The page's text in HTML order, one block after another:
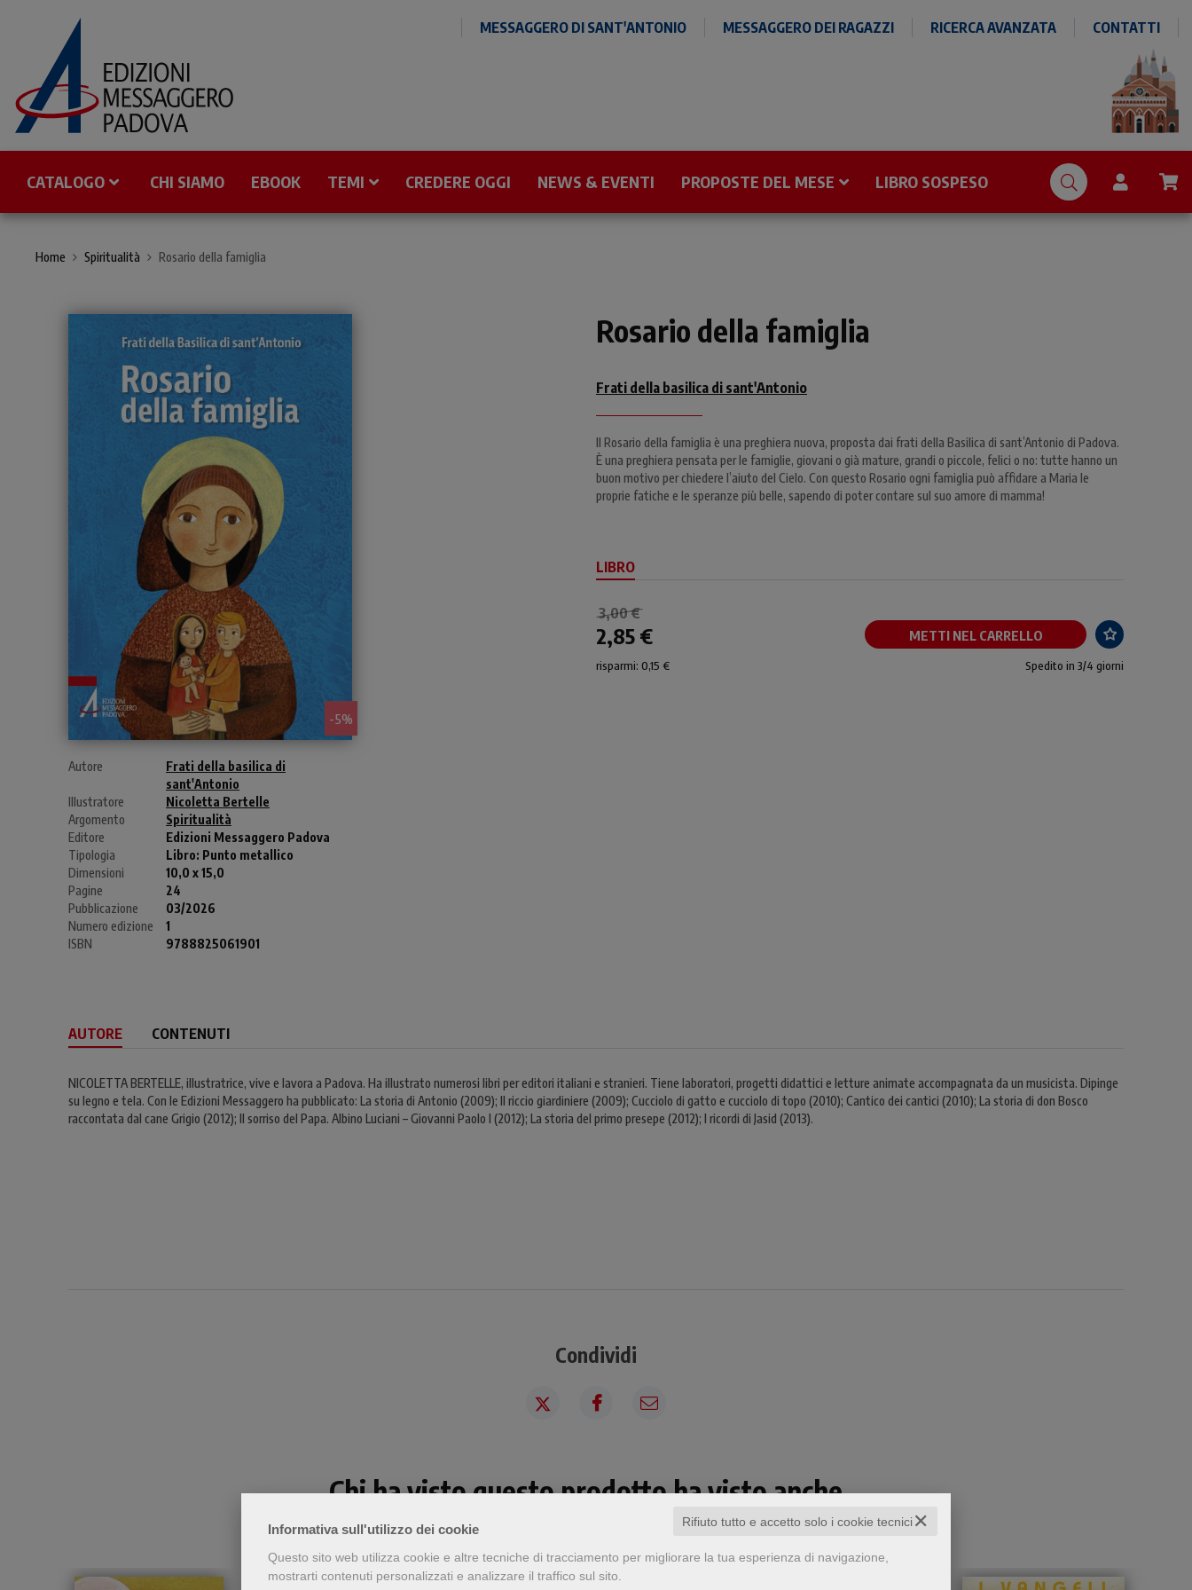
Informativa sull'utilizzo dei cookie ✕
Rifiuto tutto e accetto solo i cookie tecnici
Questo sito web utilizza cookie e altre tecniche di tracciamento per migliorare la tua esperienza di navigazione,
mostrarti contenuti personalizzati e analizzare il traffico sul sito.
MESSAGGERO DI SANT'ANTONIO MESSAGGERO DEI RAGAZZI RICERCA AVANZATA CONTATTI
CATALOGO CHI SIAMO EBOOK TEMI CREDERE OGGI NEWS & EVENTI PROPOSTE DEL MESE LIBRO SOSPESO
Home Spiritualità Rosario della famiglia
- 5%
Autore
Frati della basilica di
sant'Antonio
Illustratore
Nicoletta Bertelle
Argomento
Spiritualità
Editore
Edizioni Messaggero Padova
Tipologia
Libro: Punto metallico
Dimensioni
10,0 x 15,0
Pagine
24
Pubblicazione
03/2026
Numero edizione
1
ISBN
9788825061901
Rosario della famiglia
Frati della basilica di sant'Antonio
Il Rosario della famiglia è una preghiera nuova, proposta dai frati della Basilica di sant’Antonio di Padova.
È una preghiera pensata per le famiglie, giovani o già mature, grandi o piccole, felici o no: tutte hanno un
buon motivo per chiedere l’aiuto del Cielo. Con questo Rosario ogni famiglia può affidare a Maria le
proprie fatiche e le speranze più belle, sapendo di poter contare sul suo amore di mamma!
LIBRO
3,00 €
2,85 € METTI NEL CARRELLO
risparmi: 0,15 € Spedito in 3/4 giorni
AUTORE CONTENUTI
NICOLETTA BERTELLE, illustratrice, vive e lavora a Padova. Ha illustrato numerosi libri per editori italiani e stranieri. Tiene laboratori, progetti didattici e letture animate accompagnata da un musicista. Dipinge
su legno e tela. Con le Edizioni Messaggero ha pubblicato: La storia di Antonio (2009); Il riccio giardiniere (2009); Cucciolo di gatto e cucciolo di topo (2010); Cantico dei cantici (2010); La storia di don Bosco
raccontata dal cane Grigio (2012); Il sorriso del Papa. Albino Luciani – Giovanni Paolo I (2012); La storia del primo presepe (2012); I ricordi di Jasid (2013).
Condividi
Chi ha visto questo prodotto ha visto anche...